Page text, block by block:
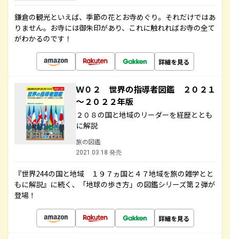
鎌倉の観光といえば、季節の花とお寺めぐり。それだけではあ
りません。お寺には御朱印があり、これに触れればお寺の全て
がわかるのです！
詳細を見る
Ｗ０２ 世界の指導者図鑑 ２０２１
～２０２２年版
２０８の国と地域のリーダーを経歴ととも
に解説
旅の図鑑
2021.03.18 発売
『世界244の国と地域 １９７ヵ国と４７地域を旅の雑学とと
もに解説』に続く、「地球の歩き方」の図鑑シリーズ第２弾が
登場！
詳細を見る